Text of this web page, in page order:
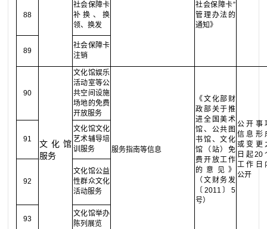
社会保障卡”
管理办法的
通知》
88
社会保障卡
补换、换
领、换发
89
社会保障卡
注销
90
文化馆
服务
文化馆娱乐
活动室等公
共空间设施
场地的免费
开放服务
服务指南等信息
《文化部财
政部关于推
进全国美术
馆、公共图
书馆、文化
馆（站）免
费开放工作
的意见》
（文财务发
〔2011〕5
号）
公开事
信息形
或变更
日起20
工作日
公开
91
文化馆文化
艺术辅导培
训服务
92
文化馆公益
性群众文化
活动服务
93
文化馆举办
陈列展览